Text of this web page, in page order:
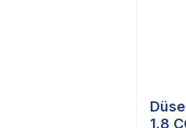
1.8